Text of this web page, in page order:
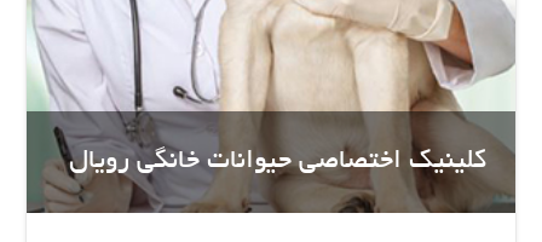
کلینیک اختصاصی حیوانات خانگی رویال